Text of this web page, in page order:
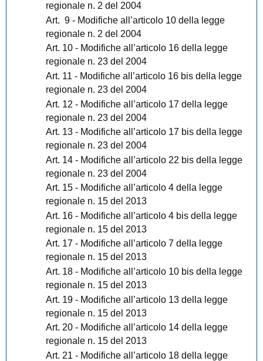
regionale n. 2 del 2004
Art. 9 - Modifiche all’articolo 10 della legge
regionale n. 2 del 2004
Art. 10 - Modifiche all’articolo 16 della legge
regionale n. 23 del 2004
Art. 11 - Modifiche all’articolo 16 bis della legge
regionale n. 23 del 2004
Art. 12 - Modifiche all’articolo 17 della legge
regionale n. 23 del 2004
Art. 13 - Modifiche all’articolo 17 bis della legge
regionale n. 23 del 2004
Art. 14 - Modifiche all’articolo 22 bis della legge
regionale n. 23 del 2004
Art. 15 - Modifiche all’articolo 4 della legge
regionale n. 15 del 2013
Art. 16 - Modifiche all’articolo 4 bis della legge
regionale n. 15 del 2013
Art. 17 - Modifiche all’articolo 7 della legge
regionale n. 15 del 2013
Art. 18 - Modifiche all’articolo 10 bis della legge
regionale n. 15 del 2013
Art. 19 - Modifiche all’articolo 13 della legge
regionale n. 15 del 2013
Art. 20 - Modifiche all’articolo 14 della legge
regionale n. 15 del 2013
Art. 21 - Modifiche all’articolo 18 della legge